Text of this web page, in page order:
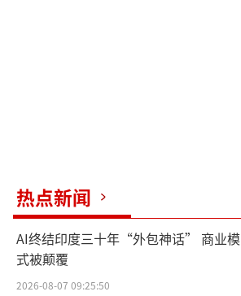
热点新闻
AI终结印度三十年“外包神话” 商业模
式被颠覆
2026-08-07 09:25:50